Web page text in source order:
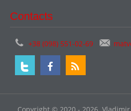
Contacts
+38 (098) 551-02-69